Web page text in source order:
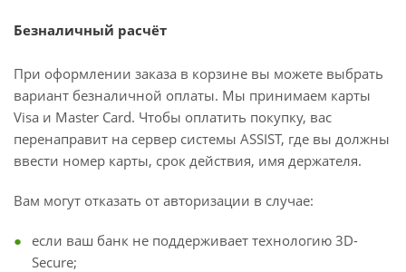
Безналичный расчёт
При оформлении заказа в корзине вы можете выбрать
вариант безналичной оплаты. Мы принимаем карты
Visa и Master Card. Чтобы оплатить покупку, вас
перенаправит на сервер системы ASSIST, где вы должны
ввести номер карты, срок действия, имя держателя.
Вам могут отказать от авторизации в случае:
если ваш банк не поддерживает технологию 3D-
Secure;